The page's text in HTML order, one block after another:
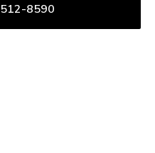
8590